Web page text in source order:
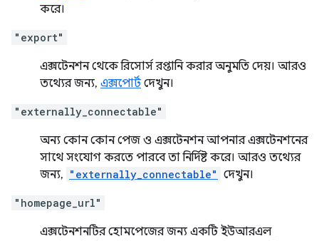
করে।
"export"
এক্সটেনশন থেকে রিসোর্স রপ্তানি করার অনুমতি দেয়। আরও
তথ্যের জন্য, এক্সপোর্টদেখুন।
"externally_connectable"
অন্য কোন কোন পেজ ও এক্সটেনশন আপনার এক্সটেনশনের
সাথে সংযোগ করতে পারবে তা নির্দিষ্ট করে। আরও তথ্যের
জন্য, "externally_connectable" দেখুন।
"homepage_url"
এক্সটেনশনটির হোমপেজের জন্য একটি ইউআরএল